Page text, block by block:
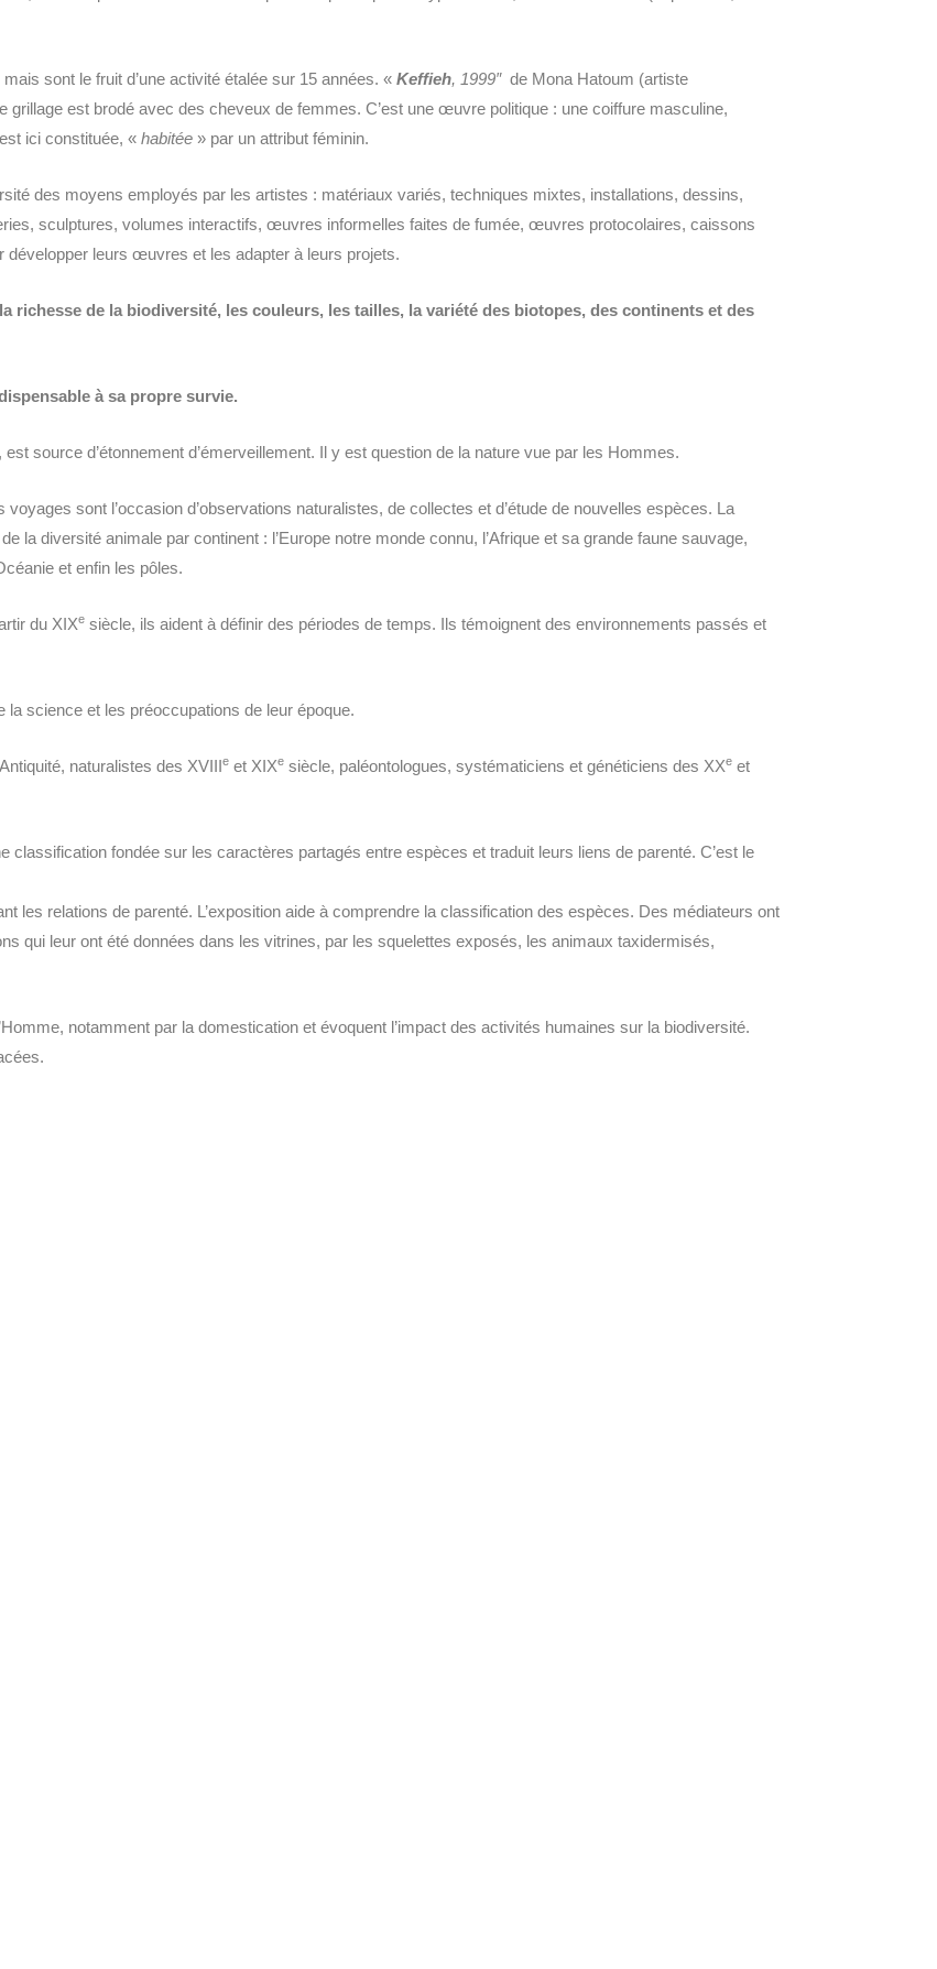
sont le fruit d’une activité étalée sur 15 années. « Keffieh, 1999″de Mona Hatoum (artiste
grillage est brodé avec des cheveux de femmes. C’est une œuvre politique : une coiffure masculine,
ici constituée, « habitée » par un attribut féminin.
des moyens employés par les artistes : matériaux variés, techniques mixtes, installations, dessins,
sculptures, volumes interactifs, œuvres informelles faites de fumée, œuvres protocolaires, caissons
leurs œuvres et les adapter à leurs projets.
richesse de la biodiversité, les couleurs, les tailles, la variété des biotopes, des continents et des
à sa propre survie.
est source d’étonnement d’émerveillement. Il y est question de la nature vue par les Hommes.
sont l’occasion d’observations naturalistes, de collectes et d’étude de nouvelles espèces. La
la diversité animale par continent : l’Europe notre monde connu, l’Afrique et sa grande faune sauvage,
et enfin les pôles.
du XIXe siècle, ils aident à définir des périodes de temps. Ils témoignent des environnements passés et
science et les préoccupations de leur époque.
naturalistes des XVIIIe et XIXe siècle, paléontologues, systématiciens et généticiens des XXe et
classification fondée sur les caractères partagés entre espèces et traduit leurs liens de parenté. C’est le
les relations de parenté. L’exposition aide à comprendre la classification des espèces. Des médiateurs ont
qui leur ont été données dans les vitrines, par les squelettes exposés, les animaux taxidermisés,
notamment par la domestication et évoquent l’impact des activités humaines sur la biodiversité.